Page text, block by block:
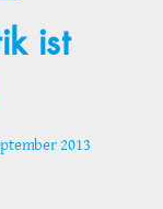
ist
2013